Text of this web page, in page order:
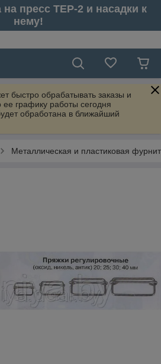
пресс ТЕР-2 и насадки к
нему!
быстро обрабатывать заказы и
графику работы сегодня
обработана в ближайший
Металлическая и пластиковая